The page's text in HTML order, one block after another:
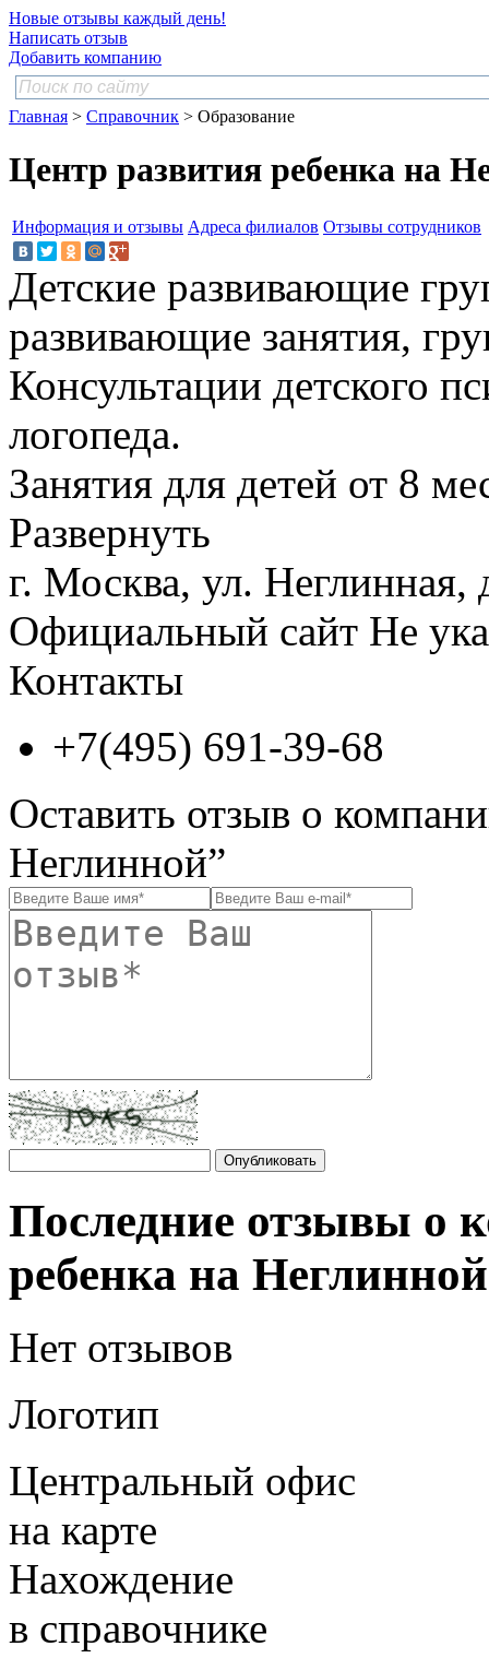
Новые отзывы каждый день!
Написать отзыв
Добавить компанию
Главная > Справочник > Образование
Центр развития ребенка на
Информация и отзывы Адреса филиалов Отзывы сотрудников
Детские развивающие
развивающие занятия,
Консультации детского
логопеда.
Занятия для детей от 8
Развернуть
г. Москва, ул. Неглинная,
Официальный сайт Не
Контакты
+7(495) 691-39-68
Оставить отзыв о
Неглинной”
Последние отзывы о
ребенка на
Нет отзывов
Логотип
Центральный офис
на карте
Нахождение
в справочнике